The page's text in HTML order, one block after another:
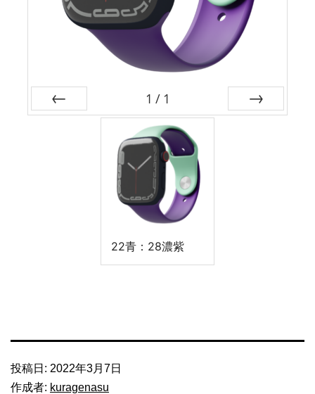
1 / 1
22青：28濃紫
投稿日: 2022年3月7日
作成者: kuragenasu